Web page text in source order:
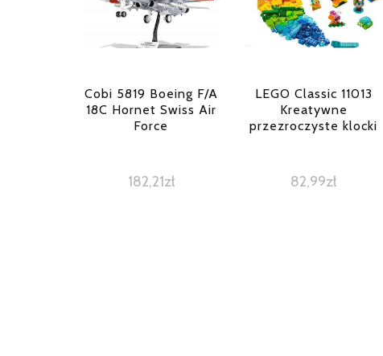
Cobi 5819 Boeing F/A
18C Hornet Swiss Air
Force
182,21zł
LEGO Classic 11013
Kreatywne
przezroczyste klocki
82,99zł